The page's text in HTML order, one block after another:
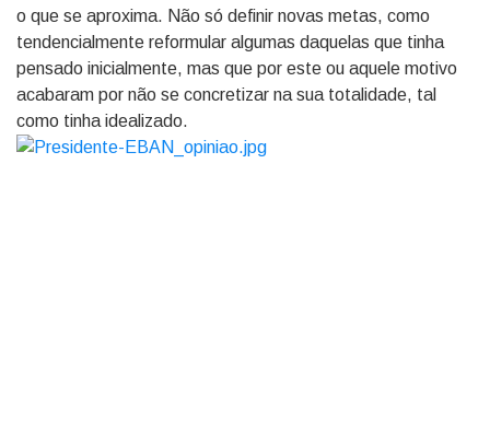
o que se aproxima. Não só definir novas metas, como
tendencialmente reformular algumas daquelas que tinha
pensado inicialmente, mas que por este ou aquele motivo
acabaram por não se concretizar na sua totalidade, tal
como tinha idealizado.